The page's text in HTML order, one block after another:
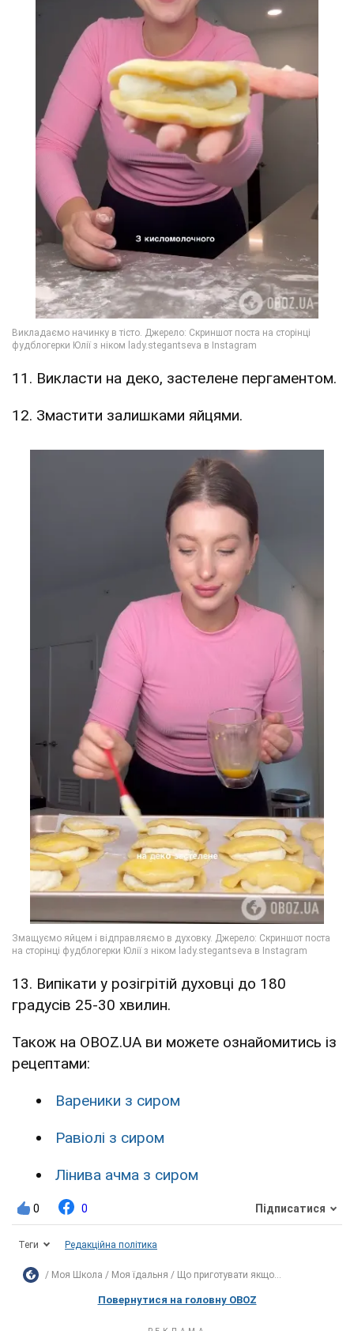
11. Викласти на деко, застелене пергаментом.
12. Змастити залишками яйцями.
13. Випікати у розігрітій духовці до 180
градусів 25-30 хвилин.
Також на OBOZ.UA ви можете ознайомитись із
рецептами:
Вареники з сиром
Равіолі з сиром
Лінива ачма з сиром
0 0 Підписатися
Теги Редакційна політика
Моя Школа Моя їдальня Що приготувати якщо...
Повернутися на головну OBOZ